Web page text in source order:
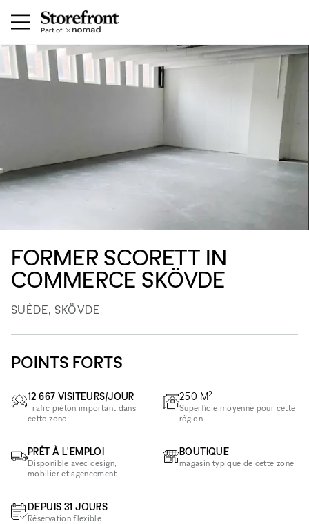
FORMER SCORETT IN
COMMERCE SKÖVDE
SUÈDE, SKÖVDE
POINTS FORTS
12 667 VISITEURS/JOUR
Trafic piéton important dans
cette zone
PRÊT À L'EMPLOI
Disponible avec design,
mobilier et agencement
DEPUIS 31 JOURS
Réservation flexible
250 M2
Superficie moyenne pour cette
région
BOUTIQUE
magasin typique de cette zone